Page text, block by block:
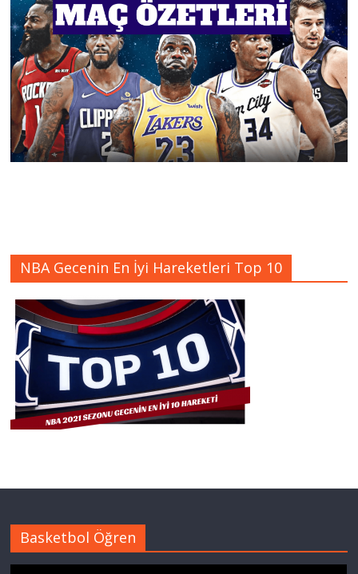
NBA Gecenin En İyi Hareketleri Top 10
Basketbol Öğren